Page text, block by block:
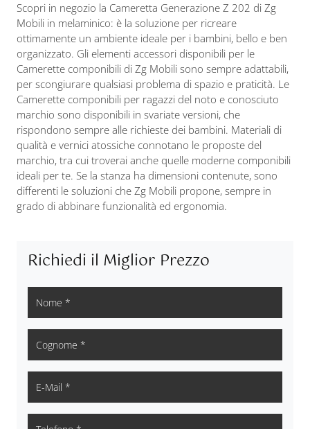
Scopri in negozio la Cameretta Generazione Z 202 di Zg
Mobili in melaminico: è la soluzione per ricreare
ottimamente un ambiente ideale per i bambini, bello e ben
organizzato. Gli elementi accessori disponibili per le
Camerette componibili di Zg Mobili sono sempre adattabili,
per scongiurare qualsiasi problema di spazio e praticità. Le
Camerette componibili per ragazzi del noto e conosciuto
marchio sono disponibili in svariate versioni, che
rispondono sempre alle richieste dei bambini. Materiali di
qualità e vernici atossiche connotano le proposte del
marchio, tra cui troverai anche quelle moderne componibili
ideali per te. Se la stanza ha dimensioni contenute, sono
differenti le soluzioni che Zg Mobili propone, sempre in
grado di abbinare funzionalità ed ergonomia.
Richiedi il Miglior Prezzo